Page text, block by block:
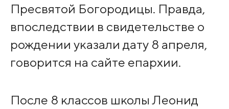
Пресвятой Богородицы. Правда,
впоследствии в свидетельстве о
рождении указали дату 8 апреля,
говорится на сайте епархии.
После 8 классов школы Леонид